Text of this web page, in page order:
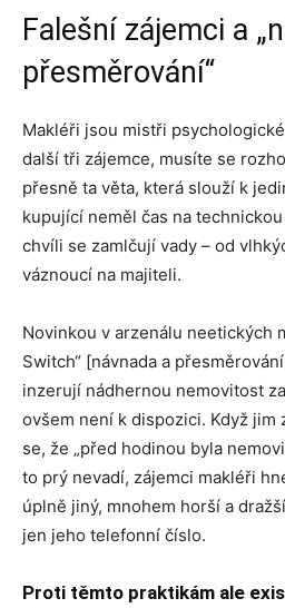
Falešní zájemci a
přesměrování“
Makléři jsou mistři
další tři zájemce, musíte se
přesně ta věta, která slouží k
kupující neměl čas na
chvíli se zamlčují vady – od
váznoucí na majiteli.
Novinkou v arzenálu neetických
Switch“ [návnada a
inzerují nádhernou nemovitost
ovšem není k dispozici. Když jim
se, že „před hodinou byla
to prý nevadí, zájemci makléři
úplně jiný, mnohem horší a
jen jeho telefonní číslo.
Proti těmto praktikám ale